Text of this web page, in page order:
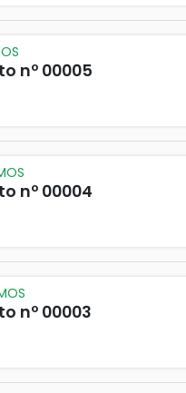
nº 00005
nº 00004
nº 00003